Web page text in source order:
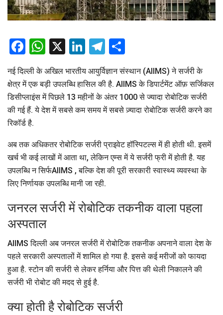
Facebook
WhatsApp
X LinkedIn
Telegram
नई दिल्ली के अखिल भारतीय आयुर्विज्ञान संस्थान (AIIMS) ने सर्जरी के
क्षेत्र में एक बड़ी उपलब्धि हासिल की है. AIIMS के डिपार्टमेंट ऑफ़ सर्जिकल
डिसीप्लाइंस में पिछले 13 महीनों के अंतर 1000 से ज्यादा रोबोटिक सर्जरी
की गई हैं. ये देश में सबसे कम समय में सबसे ज़्यादा रोबोटिक सर्जरी करने का
रिकॉर्ड है.
अब तक अधिकतर रोबोटिक सर्जरी प्राइवेट हॉस्पिटल्स में ही होती थी. इसमें
खर्च भी कई लाखों में आता था, लेकिन एम्स में ये सर्जरी फ्री में होती है. यह
उपलब्धि न सिर्फAIIMS , बल्कि देश की पूरी सरकारी स्वास्थ्य व्यवस्था के
लिए निर्णायक उपलब्धि मानी जा रही.
जनरल सर्जरी में रोबोटिक तकनीक वाला पहला
अस्पताल
AIIMS दिल्ली अब जनरल सर्जरी में रोबोटिक तकनीक अपनाने वाला देश के
पहले सरकारी अस्पतालों में शामिल हो गया है. इससे कई मरीजों को फायदा
हुआ है. स्टोन की सर्जरी से लेकर हर्निया और पित्त की थेली निकालने की
सर्जरी भी रोबोट की मदद से हुई है.
क्या होती है रोबोटिक सर्जरी